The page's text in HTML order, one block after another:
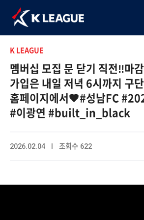
K LEAGUE
멤버십 모집 문 닫기 직전‼️마
가입은 내일 저녁 6시까지 구
홈페이지에서🖤#성남FC
#이광연 #built_in_black
2026.02.04 I 조회수 622